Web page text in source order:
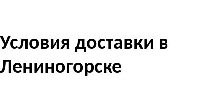
Условия доставки в
Лениногорске